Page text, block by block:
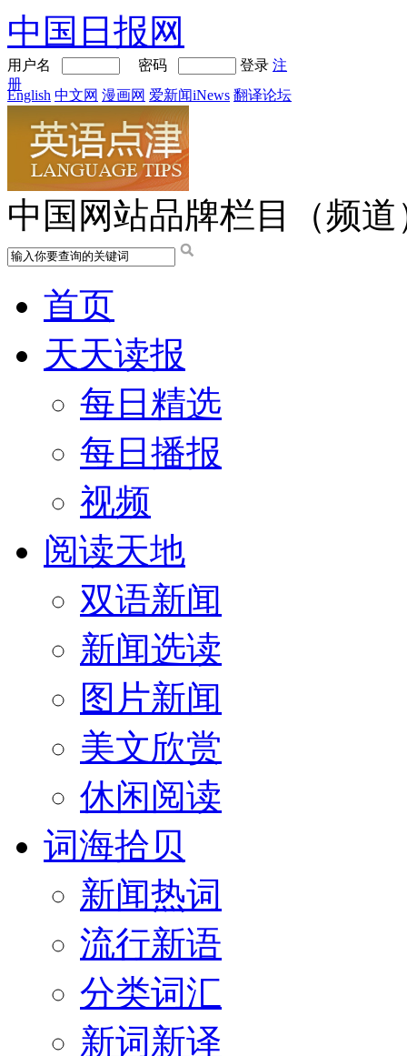
中国日报网
用户名 密码 登录 注
册
English 中文网 漫画网 爱新闻iNews 翻译论坛
中国网站品牌栏目（频道
首页
天天读报
每日精选
每日播报
视频
阅读天地
双语新闻
新闻选读
图片新闻
美文欣赏
休闲阅读
词海拾贝
新闻热词
流行新语
分类词汇
新词新译